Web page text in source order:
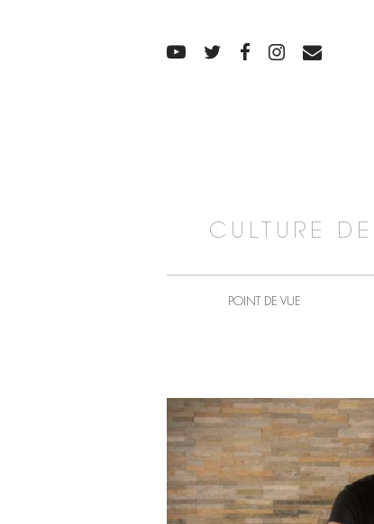
CULTURE
POINT DE VUE